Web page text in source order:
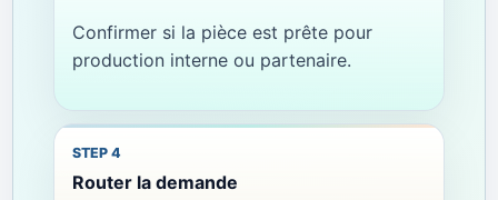
Confirmer si la pièce est prête pour
production interne ou partenaire.
Router la demande